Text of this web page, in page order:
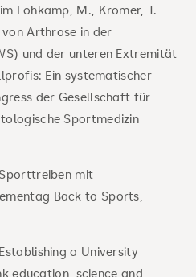
Lohkamp, M., Kromer, T.
Arthrose in der
und der unteren Extremität
Ein systematischer
der Gesellschaft für
Sportmedizin
mit
Back to Sports,
a University
education, science and